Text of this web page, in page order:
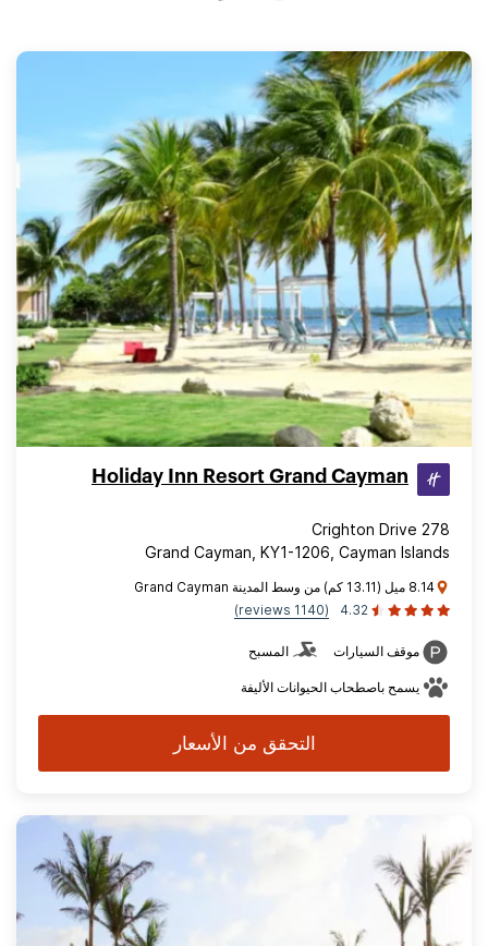
Holiday Inn Resort Grand Cayman
278 Crighton Drive
Grand Cayman, KY1-1206, Cayman Islands
8.14 ميل (13.11 كم) من وسط المدينة Grand Cayman
4.32
(1140 reviews)
موقف السيارات المسبح
يسمح باصطحاب الحيوانات الأليفة
التحقق من الأسعار